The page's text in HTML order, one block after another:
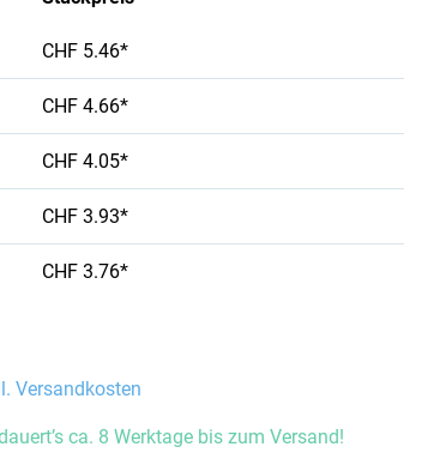
CHF 5.46*
CHF 4.66*
CHF 4.05*
CHF 3.93*
CHF 3.76*
Versandkosten
ca. 8 Werktage bis zum Versand!